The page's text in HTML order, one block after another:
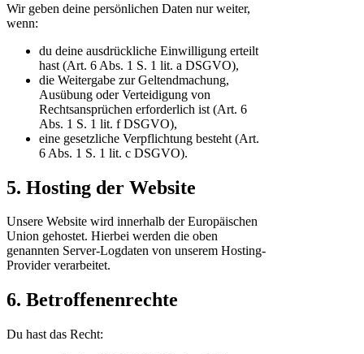
Wir geben deine persönlichen Daten nur weiter,
wenn:
du deine ausdrückliche Einwilligung erteilt
hast (Art. 6 Abs. 1 S. 1 lit. a DSGVO),
die Weitergabe zur Geltendmachung,
Ausübung oder Verteidigung von
Rechtsansprüchen erforderlich ist (Art. 6
Abs. 1 S. 1 lit. f DSGVO),
eine gesetzliche Verpflichtung besteht (Art.
6 Abs. 1 S. 1 lit. c DSGVO).
5. Hosting der Website
Unsere Website wird innerhalb der Europäischen
Union gehostet. Hierbei werden die oben
genannten Server-Logdaten von unserem Hosting-
Provider verarbeitet.
6. Betroffenenrechte
Du hast das Recht: